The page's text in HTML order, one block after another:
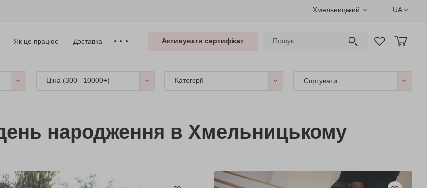
Хмельницький UA
Як це працює Доставка Активувати сертифікат
Ціна (300 - 10000+) Категорії Сортувати
народження в Хмельницькому